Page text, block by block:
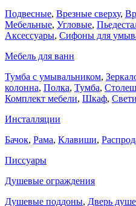
Подвесные, Врезные сверху,
Мебельные, Угловые,
Аксессуары, Сифоны для
Мебель для ванн
Тумба с умывальником,
колонна, Полка, Тумба,
Комплект мебели, Шкаф,
Инсталляции
Бачок, Рама, Клавиши,
Писсуары
Душевые ограждения
Душевые поддоны, Дверь